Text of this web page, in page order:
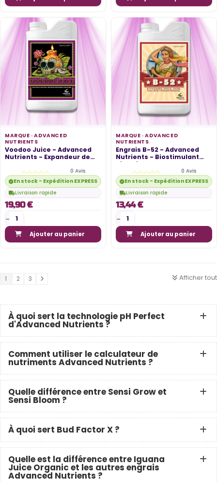
MARQUE ·ADVANCED
NUTRIENTS
Voodoo Juice - Advanced
Nutrients - Expandeur de
0 Avis
En stock - Expédition EXPRESS disponible
Livraison rapide
19,90 €
Ajouter au panier
MARQUE ·ADVANCED
NUTRIENTS
Engrais B-52 - Advanced
Nutrients - Biostimulant
Vitamine B
0 Avis
En stock - Expédition EXPRESS
Livraison rapide
13,44 €
Ajouter au panier
Afficher tout
1 2 3
À quoi sert la technologie pH Perfect
d'Advanced Nutrients ?
Comment utiliser le calculateur de
nutriments Advanced Nutrients ?
Quelle différence entre Sensi Grow et
Sensi Bloom ?
À quoi sert Bud Factor X ?
Quelle est la différence entre Iguana
Juice Organic et les autres engrais
Advanced Nutrients ?